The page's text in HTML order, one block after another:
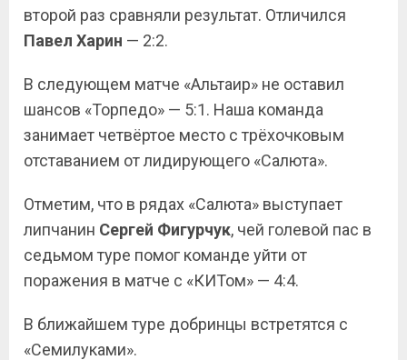
второй раз сравняли результат. Отличился
Павел Харин — 2:2.
В следующем матче «Альтаир» не оставил
шансов «Торпедо» — 5:1. Наша команда
занимает четвёртое место с трёхочковым
отставанием от лидирующего «Салюта».
Отметим, что в рядах «Салюта» выступает
липчанин Сергей Фигурчук, чей голевой пас в
седьмом туре помог команде уйти от
поражения в матче с «КИТом» — 4:4.
В ближайшем туре добринцы встретятся с
«Семилуками».